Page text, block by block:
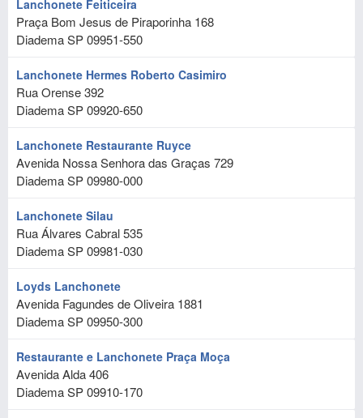
Lanchonete Feiticeira
Praça Bom Jesus de Piraporinha 168
DiademaSP09951-550
Lanchonete Hermes Roberto Casimiro
Rua Orense 392
DiademaSP09920-650
Lanchonete Restaurante Ruyce
Avenida Nossa Senhora das Graças 729
DiademaSP09980-000
Lanchonete Silau
Rua Álvares Cabral 535
DiademaSP09981-030
Loyds Lanchonete
Avenida Fagundes de Oliveira 1881
DiademaSP09950-300
Restaurante e Lanchonete Praça Moça
Avenida Alda 406
DiademaSP09910-170